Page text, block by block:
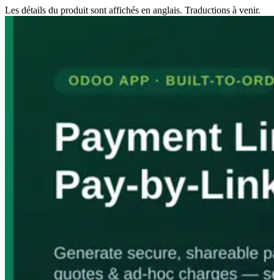
Les détails du produit sont affichés en anglais. Traductions à venir.